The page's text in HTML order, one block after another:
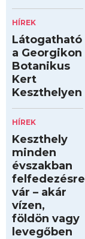
HÍREK
Látogatható
a Georgikon
Botanikus
Kert
Keszthelyen
HÍREK
Keszthely
minden
évszakban
felfedezésre
vár – akár
vízen,
földön vagy
levegőben